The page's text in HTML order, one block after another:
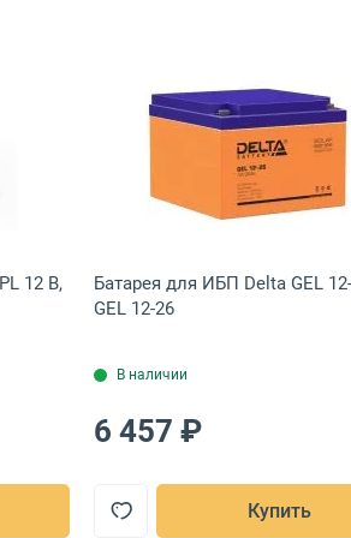
BC 24/9S 24 В, 8939 RAPAN BC 24/9S
Батарея для ИБП ReVolter GPL 12 В,
12 В,
Открыть
Батарея для ИБП Delta GEL
GEL 12-26
В наличии
6 457 ₽
Купить